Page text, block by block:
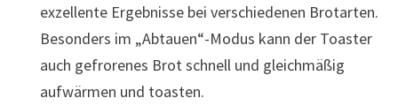
exzellente Ergebnisse bei verschiedenen Brotarten.
Besonders im „Abtauen“-Modus kann der Toaster
auch gefrorenes Brot schnell und gleichmäßig
aufwärmen und toasten.